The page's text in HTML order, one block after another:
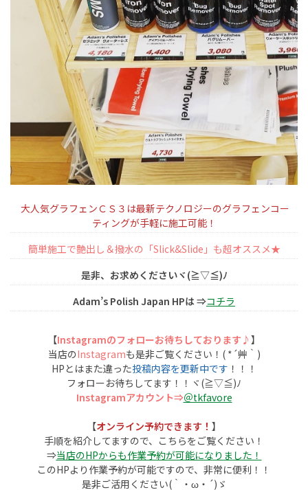
大人気グラフェンＣＳ３は最新テクノロジーのグラフェンコー
ティングが手軽に施工可能！
簡単施工で艶出し＆撥水の「Slick&Slide」も超オススメ★
是非、お求めくださいヾ(≧▽≦)ﾉ
Adam’s Polish Japan HPは ⇒コチラ
【Instagramのフォローお待ちしております♪ 】
当店のInstagramも是非ご覧ください！( *´艸｀)
HPとはまた違った投稿内容を更新中です ！！！
フォローお待ちしてます！！ヾ(≧▽≦)ﾉ
Instagramアカウント⇒＠tkfavore
【オンライン予約できます！ 】
手順を紹介してますので、こちらをご覧ください！
⇒当店のHPからも作業予約が可能になりました！
このHPより作業予約が可能ですので、非常に便利！！
是非ご活用ください(｀・ω・´)ゞ